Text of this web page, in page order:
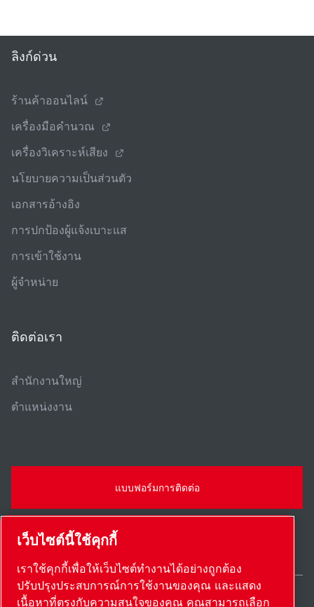
ลิงก์ด่วน
ร้านค้าออนไลน์
เครื่องมือคํานวณ
เครื่องวิเคราะห์เสียง
นโยบายความเป็นส่วนตัว
เอกสารอ้างอิง
การปกป้องผู้แจ้งเบาะแส
การเข้าใช้งาน
ผู้จําหน่าย
ติดต่อเรา
สํานักงานใหญ่
ตําแหน่งงาน
แบบฟอร์มการติดต่อ
เว็บไซต์นี้ใช้คุกกี้
เราใช้คุกกี้เพื่อให้เว็บไซต์ทำงานได้อย่างถูกต้อง
ปรับปรุงประสบการณ์การใช้งานของคุณ และแสดง
เนื้อหาที่ตรงกับความสนใจของคุณ คุณสามารถเลือก